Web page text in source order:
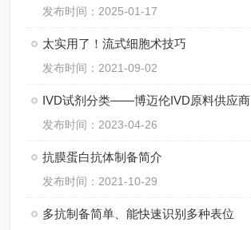
发布时间：2025-01-17
太实用了！流式细胞术技巧
发布时间：2021-09-02
IVD试剂分类——博迈伦IVD原料供应商
发布时间：2023-04-26
抗膜蛋白抗体制备简介
发布时间：2021-10-29
多抗制备简单、能快速识别多种表位